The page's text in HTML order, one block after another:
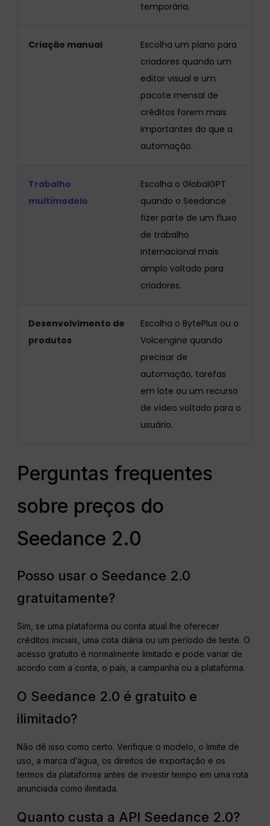
temporária.
Criação manual
Escolha um plano para
criadores quando um
editor visual e um
pacote mensal de
créditos forem mais
importantes do que a
automação.
Trabalho
multimodelo
Escolha o GlobalGPT
quando o Seedance
fizer parte de um fluxo
de trabalho
internacional mais
amplo voltado para
criadores.
Desenvolvimento de
produtos
Escolha o BytePlus ou o
Volcengine quando
precisar de
automação, tarefas
em lote ou um recurso
de vídeo voltado para o
usuário.
Perguntas frequentes
sobre preços do
Seedance 2.0
Posso usar o Seedance 2.0
gratuitamente?
Sim, se uma plataforma ou conta atual lhe oferecer
créditos iniciais, uma cota diária ou um período de teste. O
acesso gratuito é normalmente limitado e pode variar de
acordo com a conta, o país, a campanha ou a plataforma.
O Seedance 2.0 é gratuito e
ilimitado?
Não dê isso como certo. Verifique o modelo, o limite de
uso, a marca d’água, os direitos de exportação e os
termos da plataforma antes de investir tempo em uma rota
anunciada como ilimitada.
Quanto custa a API Seedance 2.0?